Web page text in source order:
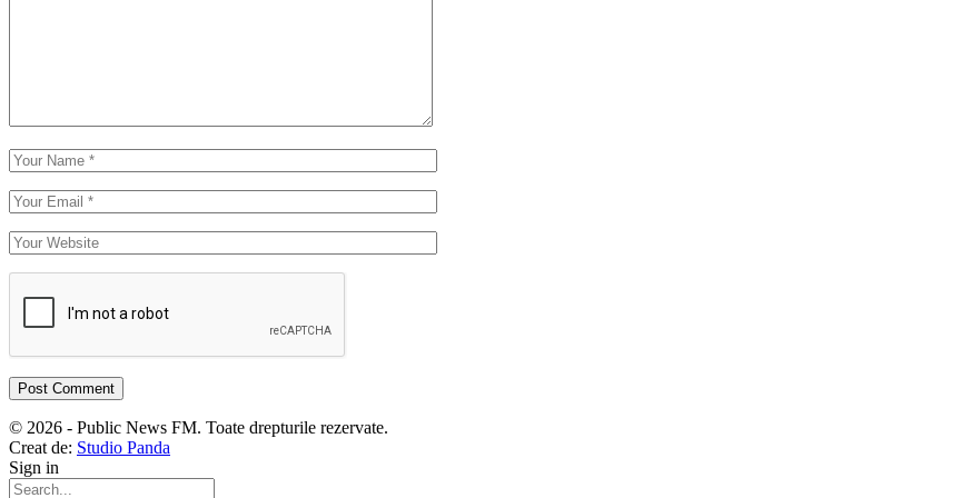
© 2026 - Public News FM. Toate drepturile rezervate.
Creat de: Studio Panda
Sign in